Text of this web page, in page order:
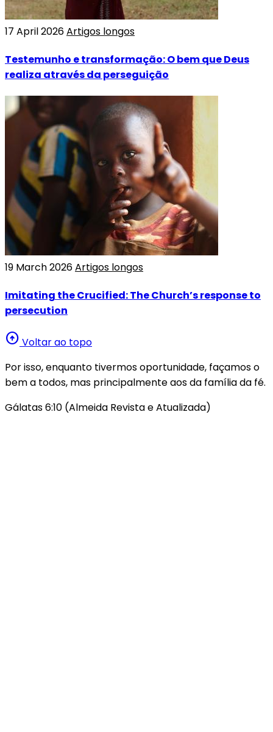
17 April 2026Artigos longos
Testemunho e transformação: O bem que Deus
realiza através da perseguição
19 March 2026Artigos longos
Imitating the Crucified: The Church’s response to
persecution
arrow_circle_up Voltar ao topo
Por isso, enquanto tivermos oportunidade, façamos o
bem a todos, mas principalmente aos da família da fé.
Gálatas 6:10 (Almeida Revista e Atualizada)